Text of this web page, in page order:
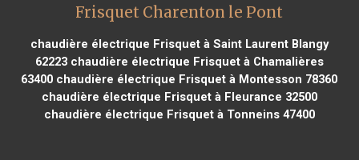
Frisquet Charenton le Pont
chaudière électrique Frisquet à Saint Laurent Blangy
62223chaudière électrique Frisquet à Chamalières
63400 chaudière électrique Frisquet à Montesson 78360
chaudière électrique Frisquet à Fleurance 32500
chaudière électrique Frisquet à Tonneins 47400